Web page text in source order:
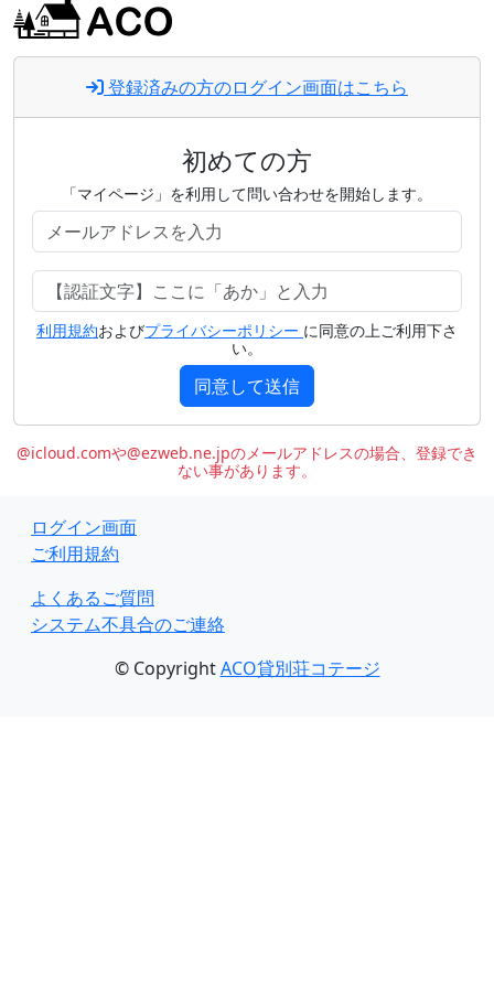
登録済みの方のログイン画面はこちら
初めての方
「マイページ」を利用して問い合わせを開始します。
利用規約およびプライバシーポリシー に同意の上ご利用下さ
い。
同意して送信
@icloud.comや@ezweb.ne.jpのメールアドレスの場合、登録でき
ない事があります。
ログイン画面
ご利用規約
よくあるご質問
システム不具合のご連絡
© CopyrightACO貸別荘コテージ